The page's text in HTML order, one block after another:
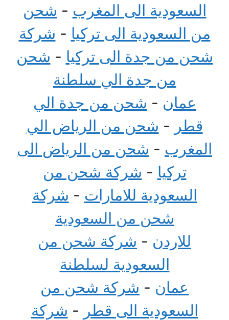
السعودية الى المغرب - شحن
من السعودية الى تركيا - شركة
شحن من جدة الى تركيا - شحن
من جدة الي سلطنة
عمان - شحن من جدة الي
قطر - شحن من الرياض الي
المغرب - شحن من الرياض الى
تركيا - شركة شحن من
السعودية للامارات - شركة
شحن من السعودية
للاردن - شركة شحن من
السعودية لسلطنة
عمان - شركة شحن من
السعودية الى قطر - شركة